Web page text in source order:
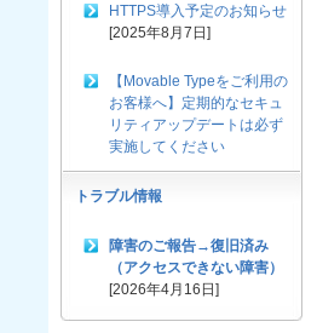
HTTPS導入予定のお知らせ
[2025年8月7日]
【Movable Typeをご利用の
お客様へ】定期的なセキュ
リティアップデートは必ず
実施してください
トラブル情報
障害のご報告→復旧済み
（アクセスできない障害）
[2026年4月16日]